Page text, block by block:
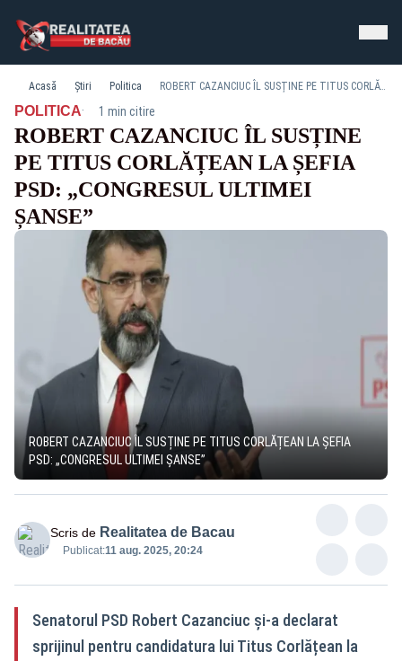
Acasă Știri Politica ROBERT CAZANCIUC ÎL SUSȚINE PE TITUS CORLĂȚEAN LA ȘEFIA PSD: „CONGRESUL ULTIMEI ȘANSE”
POLITICA· 1 min citire
ROBERT CAZANCIUC ÎL SUSȚINE
PE TITUS CORLĂȚEAN LA ȘEFIA
PSD: „CONGRESUL ULTIMEI
ȘANSE”
ROBERT CAZANCIUC ÎL SUSȚINE PE TITUS CORLĂȚEAN LA ȘEFIA
PSD: „CONGRESUL ULTIMEI ȘANSE”
Scris de Realitatea de Bacau
Publicat:11 aug. 2025, 20:24
Senatorul PSD Robert Cazanciuc și-a declarat
sprijinul pentru candidatura lui Titus Corlățean la